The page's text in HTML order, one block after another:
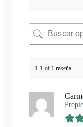
1-1 of 1 reseña